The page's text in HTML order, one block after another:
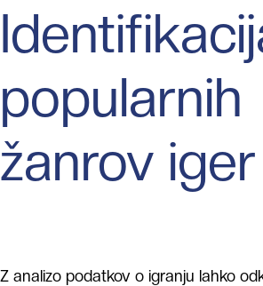
popularnih
žanrov iger
Z analizo podatkov o igranju lahko